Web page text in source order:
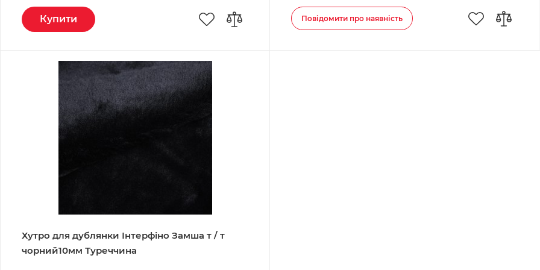
Купити Повідомити про наявність
Хутро для дублянки Інтерфіно Замша т / т
чорний10мм Туреччина